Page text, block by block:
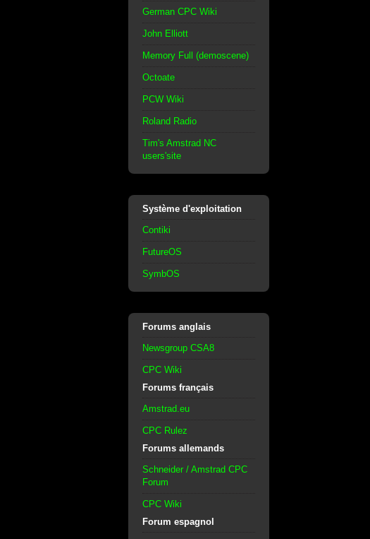
German CPC Wiki
John Elliott
Memory Full (demoscene)
Octoate
PCW Wiki
Roland Radio
Tim's Amstrad NC
users'site
Système d'exploitation
Contiki
FutureOS
SymbOS
Forums anglais
Newsgroup CSA8
CPC Wiki
Forums français
Amstrad.eu
CPC Rulez
Forums allemands
Schneider / Amstrad CPC
Forum
CPC Wiki
Forum espagnol